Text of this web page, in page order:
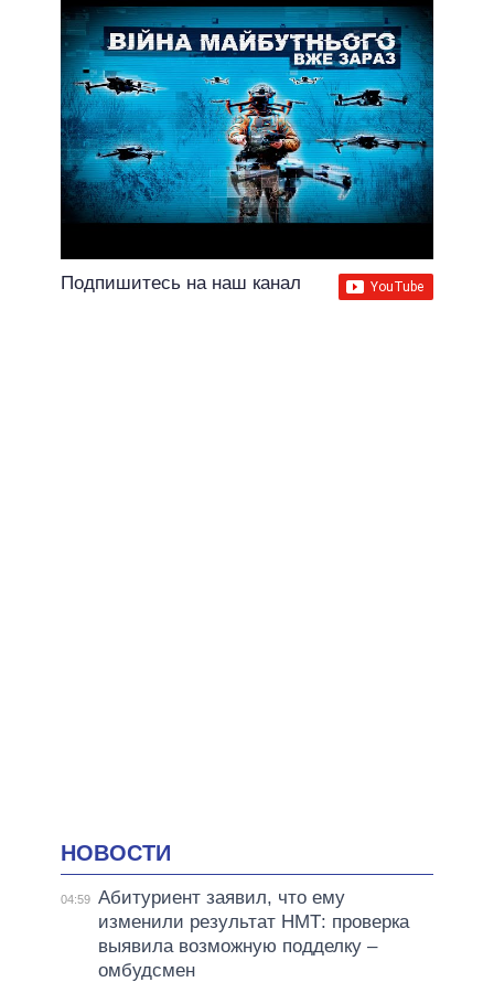
Подпишитесь на наш канал
НОВОСТИ
04:59 Абитуриент заявил, что ему
изменили результат НМТ: проверка
выявила возможную подделку –
омбудсмен